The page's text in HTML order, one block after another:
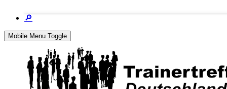
🔎
Mobile Menu Toggle